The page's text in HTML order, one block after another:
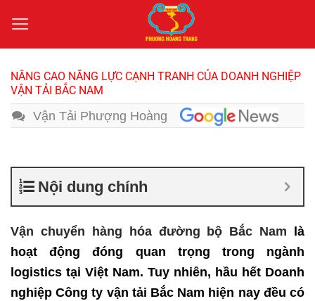
qua
nội
dung
NÂNG CAO NĂNG LỰC CẠNH TRANH CỦA DOANH NGHIỆP
VẬN TẢI BẮC NAM
Vận Tải Phượng Hoàng
Nội dung chính
Vận chuyển hàng hóa đường bộ Bắc Nam là
hoạt động đóng quan trọng trong ngành
logistics tại Việt Nam. Tuy nhiên, hầu hết Doanh
nghiệp Công ty vận tải Bắc Nam hiện nay đều có